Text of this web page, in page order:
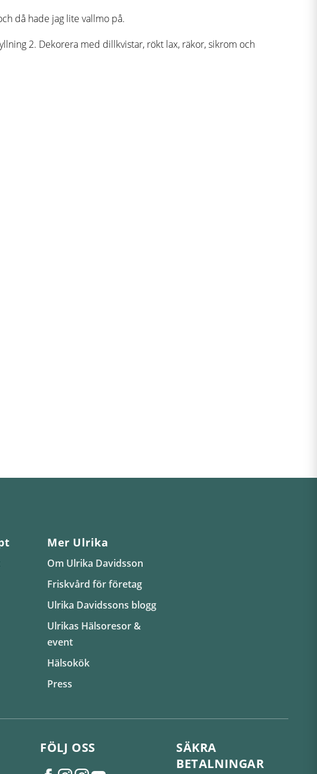
då hade jag lite vallmo på.
2. Dekorera med dillkvistar, rökt lax, räkor, sikrom och
Mer Ulrika
Om Ulrika Davidsson
Friskvård för företag
Ulrika Davidssons blogg
Ulrikas Hälsoresor &
event
Hälsokök
Press
FÖLJ OSS
SÄKRA
BETALNINGAR